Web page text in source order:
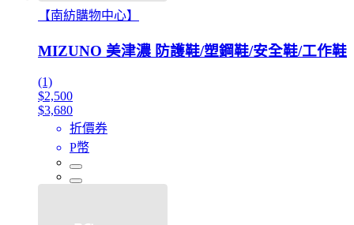
【南紡購物中心】
MIZUNO 美津濃 防護鞋/塑鋼鞋/安全鞋/工作鞋
(1)
$2,500
$3,680
折價券
P幣